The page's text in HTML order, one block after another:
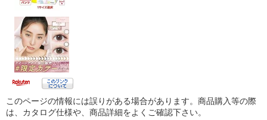
このページの情報には誤りがある場合があります。商品購入等の際
は、カタログ仕様や、商品詳細をよくご確認下さい。